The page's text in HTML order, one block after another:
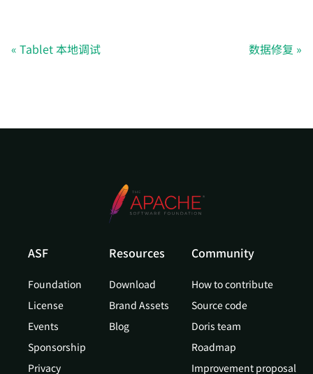
Tablet 本地调试 数据修复
ASF
Foundation
License
Events
Sponsorship
Privacy
Resources
Download
Brand Assets
Blog
Community
How to contribute
Source code
Doris team
Roadmap
Improvement proposal